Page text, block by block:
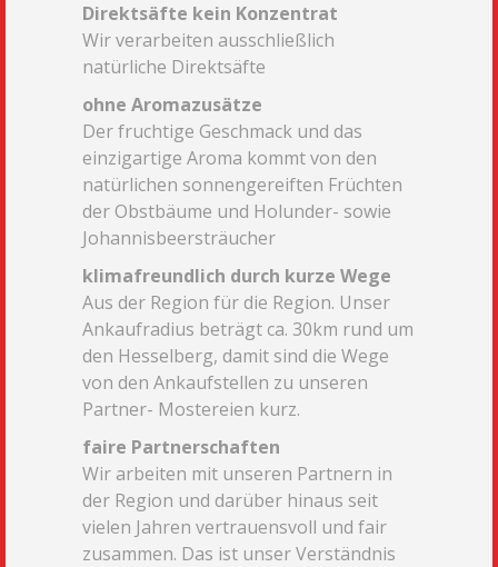
Direktsäfte kein Konzentrat
Wir verarbeiten ausschließlich
natürliche Direktsäfte
ohne Aromazusätze
Der fruchtige Geschmack und das
einzigartige Aroma kommt von den
natürlichen sonnengereiften Früchten
der Obstbäume und Holunder- sowie
Johannisbeersträucher
klimafreundlich durch kurze Wege
Aus der Region für die Region. Unser
Ankaufradius beträgt ca. 30km rund um
den Hesselberg, damit sind die Wege
von den Ankaufstellen zu unseren
Partner- Mostereien kurz.
faire Partnerschaften
Wir arbeiten mit unseren Partnern in
der Region und darüber hinaus seit
vielen Jahren vertrauensvoll und fair
zusammen. Das ist unser Verständnis